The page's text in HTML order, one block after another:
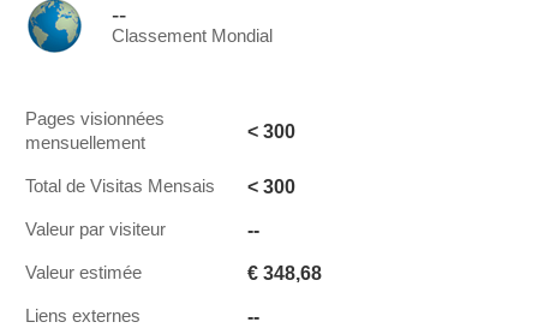
--
Classement Mondial
Pages visionnées
mensuellement
< 300
Total de Visitas Mensais < 300
Valeur par visiteur --
Valeur estimée € 348,68
Liens externes --